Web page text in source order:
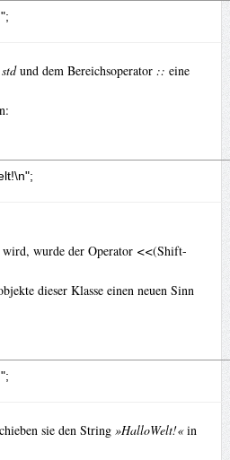
stdund dem Bereichsoperator :: eine
wurde der Operator <<(Shift-
dieser Klasse einen neuen Sinn
sie den String »HalloWelt!«in